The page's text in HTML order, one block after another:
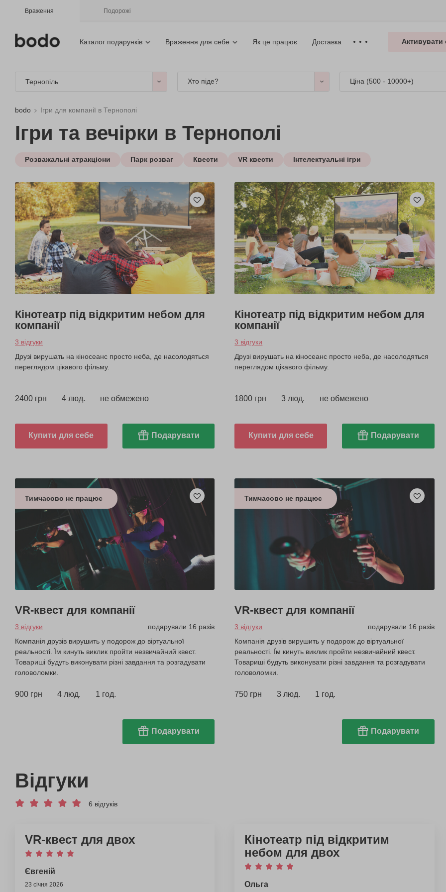
Враження Подорожі
Каталог подарунків Враження для себе Як це працює Доставка Активувати
Тернопіль Хто піде? Ціна (500 - 10000+)
bodo Ігри для компанії в Тернополі
Ігри та вечірки в Тернополі
Розважальні атракціони Парк розваг Квести VR квести Інтелектуальні ігри
Кінотеатр під відкритим небом для
компанії
3 відгуки
Друзі вирушать на кіносеанс просто неба, де насолодяться
переглядом цікавого фільму.
2400 грн 4 люд. не обмежено
Купити для себе Подарувати
Кінотеатр під відкритим небом для
компанії
3 відгуки
Друзі вирушать на кіносеанс просто неба, де насолодяться
переглядом цікавого фільму.
1800 грн 3 люд. не обмежено
Купити для себе Подарувати
Тимчасово не працює
VR-квест для компанії
3 відгуки
подарували 16 разів
Компанія друзів вирушить у подорож до віртуальної
реальності. Їм кинуть виклик пройти незвичайний квест.
Товариші будуть виконувати різні завдання та розгадувати
головоломки.
900 грн 4 люд. 1 год.
Подарувати
Тимчасово не працює
VR-квест для компанії
3 відгуки
подарували 16 разів
Компанія друзів вирушить у подорож до віртуальної
реальності. Їм кинуть виклик пройти незвичайний квест.
Товариші будуть виконувати різні завдання та розгадувати
головоломки.
750 грн 3 люд. 1 год.
Подарувати
Відгуки
6 відгуків
VR-квест для двох
Євгеній
23 січня 2026
Кінотеатр під відкритим
небом для двох
Ольга